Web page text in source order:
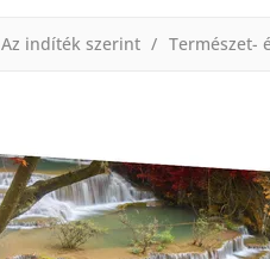
Az indíték szerint Természet-